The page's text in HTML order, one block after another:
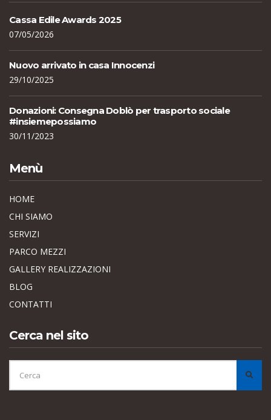
Cassa Edile Awards 2025
07/05/2026
Nuovo arrivato in casa Innocenzi
29/10/2025
Donazioni: Consegna Doblò per trasporto sociale
#insiemepossiamo
30/11/2023
Menù
HOME
CHI SIAMO
SERVIZI
PARCO MEZZI
GALLERY REALIZZAZIONI
BLOG
CONTATTI
Cerca nel sito
CERCA
PER: